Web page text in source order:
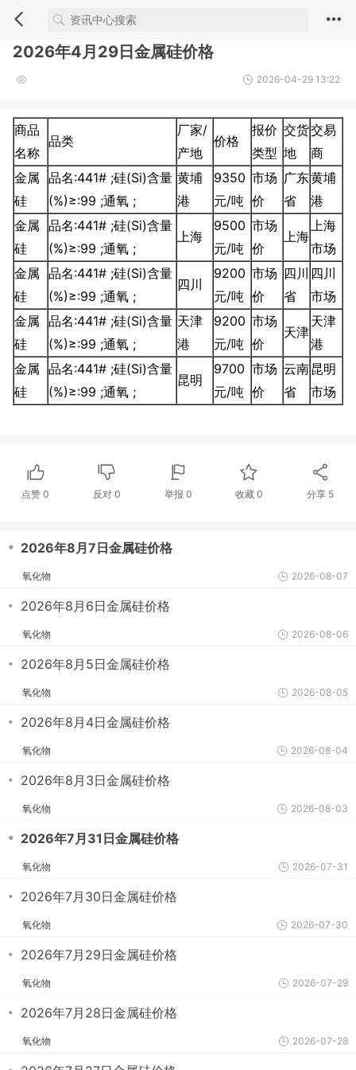
2026年4月29日金属硅价格
2026-04-29 13:22
商品
名称
品类
厂家/
产地
价格
报价
类型
交货
地
交易
商
金属
硅
品名:441# ;硅(Si)含量
(%)≥:99 ;通氧 ;
黄埔
港
9350
元/吨
市场
价
广东
省
黄埔
港
金属
硅
品名:441# ;硅(Si)含量
(%)≥:99 ;通氧 ;
上海
9500
元/吨
市场
价
上海
上海
市场
金属
硅
品名:441# ;硅(Si)含量
(%)≥:99 ;通氧 ;
四川
9200
元/吨
市场
价
四川
省
四川
市场
金属
硅
品名:441# ;硅(Si)含量
(%)≥:99 ;通氧 ;
天津
港
9200
元/吨
市场
价
天津
天津
港
金属
硅
品名:441# ;硅(Si)含量
(%)≥:99 ;通氧 ;
昆明
9700
元/吨
市场
价
云南
省
昆明
市场
点赞0 反对 0 举报 0 收藏 0 分享 5
・ 2026年8月7日金属硅价格
氧化物 2026-08-07
・ 2026年8月6日金属硅价格
氧化物 2026-08-06
・ 2026年8月5日金属硅价格
氧化物 2026-08-05
・ 2026年8月4日金属硅价格
氧化物 2026-08-04
・ 2026年8月3日金属硅价格
氧化物 2026-08-03
・ 2026年7月31日金属硅价格
氧化物 2026-07-31
・ 2026年7月30日金属硅价格
氧化物 2026-07-30
・ 2026年7月29日金属硅价格
氧化物 2026-07-29
・ 2026年7月28日金属硅价格
氧化物 2026-07-28